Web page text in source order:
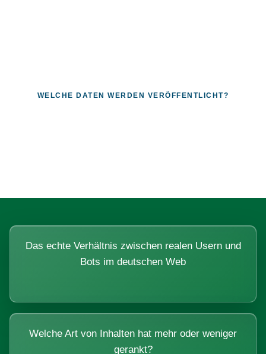
WELCHE DATEN WERDEN VERÖFFENTLICHT?
Das echte Verhältnis zwischen realen Usern und
Bots im deutschen Web
Welche Art von Inhalten hat mehr oder weniger
gerankt?